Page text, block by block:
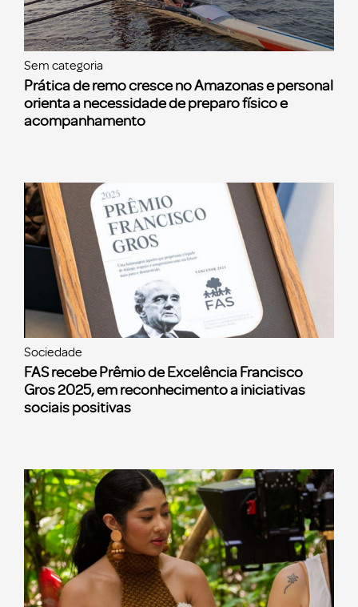
Sem categoria
Prática de remo cresce no Amazonas e personal
orienta a necessidade de preparo físico e
acompanhamento
Sociedade
FAS recebe Prêmio de Excelência Francisco
Gros 2025, em reconhecimento a iniciativas
sociais positivas